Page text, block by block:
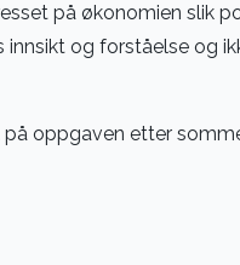
på økonomien slik
innsikt og forståelse og
oppgaven etter